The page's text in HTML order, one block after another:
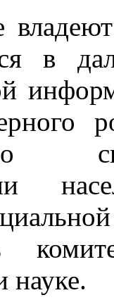
в
науке.